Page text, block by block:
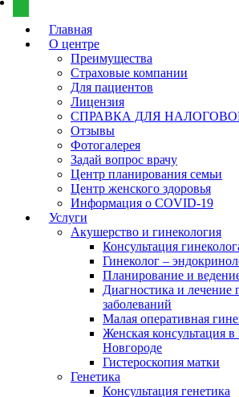
Главная
О центре
Преимущества
Страховые компании
Для пациентов
Лицензия
СПРАВКА ДЛЯ
Отзывы
Фотогалерея
Задай вопрос врачу
Центр планирования семьи
Центр женского здоровья
Информация о COVID-19
Услуги
Акушерство и гинекология
Консультация
Гинеколог –
Планирование и
Диагностика и лечение
заболеваний
Малая оперативная
Женская консультация
Новгороде
Гистероскопия матки
Генетика
Консультация генетика